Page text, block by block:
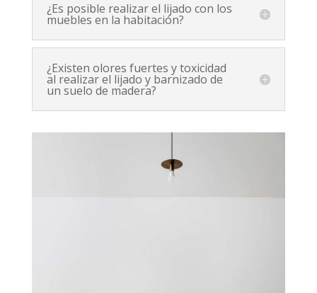
¿Es posible realizar el lijado con los
muebles en la habitación?
¿Existen olores fuertes y toxicidad
al realizar el lijado y barnizado de
un suelo de madera?